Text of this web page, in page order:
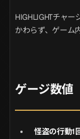
HIGHLIGHTチャ
かわらず、ゲーム
ゲージ数値
怪盗の行動1